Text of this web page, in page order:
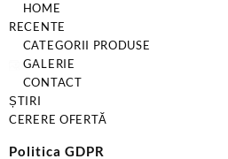
HOME
RECENTE
CATEGORII PRODUSE
GALERIE
CONTACT
ȘTIRI
CERERE OFERTĂ
Politica GDPR